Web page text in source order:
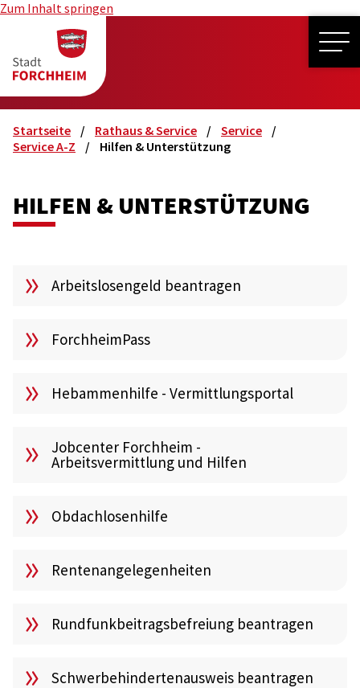
Zum Inhalt springen
Startseite Rathaus & Service
Service
Service A-Z
Hilfen & Unterstützung
HILFEN & UNTERSTÜTZUNG
Arbeitslosengeld beantragen
ForchheimPass
Hebammenhilfe - Vermittlungsportal
Jobcenter Forchheim -
Arbeitsvermittlung und Hilfen
Obdachlosenhilfe
Rentenangelegenheiten
Rundfunkbeitragsbefreiung beantragen
Schwerbehindertenausweis beantragen